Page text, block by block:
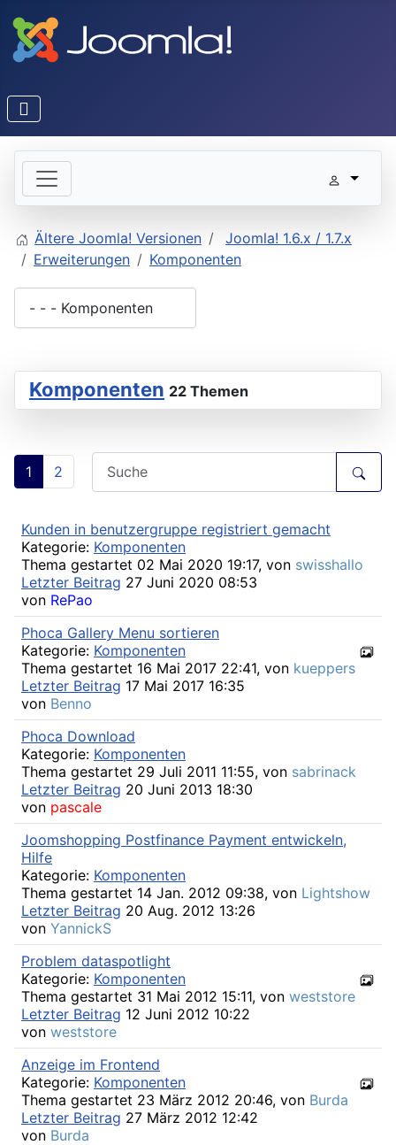
Ältere Joomla! Versionen
Joomla! 1.6.x / 1.7.x
Erweiterungen
Komponenten
Komponenten 22 Themen
1 2
Kunden in benutzergruppe registriert gemacht
Kategorie: Komponenten
Thema gestartet 02 Mai 2020 19:17, von swisshallo
Letzter Beitrag 27 Juni 2020 08:53
von RePao
Phoca Gallery Menu sortieren
Kategorie: Komponenten
Thema gestartet 16 Mai 2017 22:41, von kueppers
Letzter Beitrag 17 Mai 2017 16:35
von Benno
Phoca Download
Kategorie: Komponenten
Thema gestartet 29 Juli 2011 11:55, von sabrinack
Letzter Beitrag 20 Juni 2013 18:30
von pascale
Joomshopping Postfinance Payment entwickeln,
Hilfe
Kategorie: Komponenten
Thema gestartet 14 Jan. 2012 09:38, von Lightshow
Letzter Beitrag 20 Aug. 2012 13:26
von YannickS
Problem dataspotlight
Kategorie: Komponenten
Thema gestartet 31 Mai 2012 15:11, von weststore
Letzter Beitrag 12 Juni 2012 10:22
von weststore
Anzeige im Frontend
Kategorie: Komponenten
Thema gestartet 23 März 2012 20:46, von Burda
Letzter Beitrag 27 März 2012 12:42
von Burda